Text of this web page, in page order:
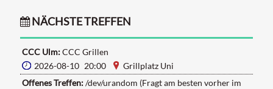
NÄCHSTE TREFFEN
CCC Ulm:CCC Grillen
2026-08-10 20:00
Grillplatz Uni
Offenes Treffen:/dev/urandom (Fragt am besten vorher im